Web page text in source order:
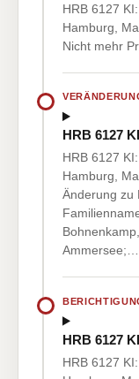
HRB 6127
Hamburg,
Nicht mehr
HRB 6127 KI
HRB 6127
Hamburg,
Änderung zu
Ammersee;…
HRB 6127 KI
HRB 6127